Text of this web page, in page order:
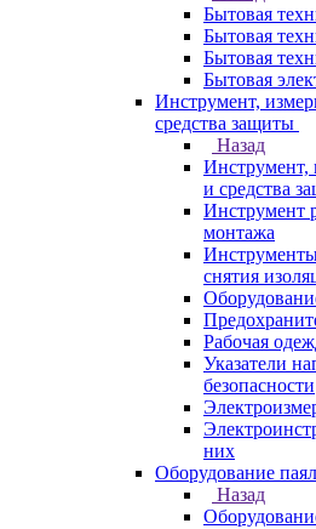
Бытовая
Бытовая
Бытовая
Бытовая
Инструмент,
средства защиты
Назад
Инструмент,
и средства
Инструмент
монтажа
снятия
Рабочая
Указатели
безопасности
них
Оборудование
Назад